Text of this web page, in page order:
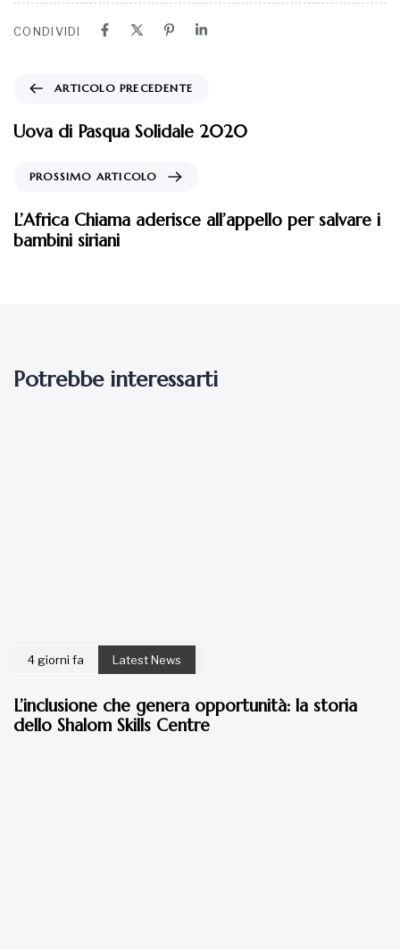
CONDIVIDI
ARTICOLO PRECEDENTE
Uova di Pasqua Solidale 2020
PROSSIMO ARTICOLO
L’Africa Chiama aderisce all’appello per salvare i
bambini siriani
Potrebbe interessarti
4 giorni fa Latest News
L’inclusione che genera opportunità: la storia
dello Shalom Skills Centre